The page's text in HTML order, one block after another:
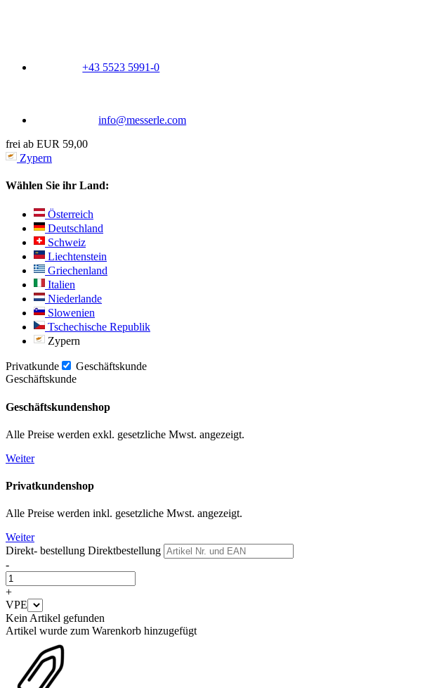
+43 5523 5991-0
info@messerle.com
frei ab EUR 59,00
Zypern
Wählen Sie ihr Land:
Österreich
Deutschland
Schweiz
Liechtenstein
Griechenland
Italien
Niederlande
Slowenien
Tschechische Republik
Zypern
Privatkunde
Geschäftskunde
Geschäftskunde
Geschäftskundenshop
Alle Preise werden exkl. gesetzliche Mwst. angezeigt.
Weiter
Privatkundenshop
Alle Preise werden inkl. gesetzliche Mwst. angezeigt.
Weiter
Direkt- bestellung Direktbestellung
-
+
VPE
Kein Artikel gefunden
Artikel wurde zum Warenkorb hinzugefügt